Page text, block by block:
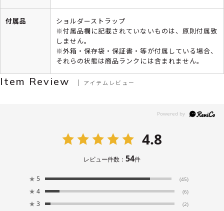
付属品
ショルダーストラップ
※付属品欄に記載されていないものは、原則付属致
しません。
※外箱・保存袋・保証書・等が付属している場合、
それらの状態は商品ランクには含まれません。
Item Review アイテムレビュー
4.8
レビュー件数： 54件
★ 5 (45)
★ 4 (6)
★ 3 (2)